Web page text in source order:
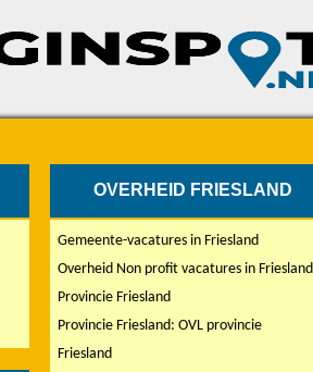
OVERHEID FRIESLAND
Gemeente-vacatures in Friesland
Overheid Non profit vacatures in Friesland
Provincie Friesland
Provincie Friesland: OVL provincie
Friesland